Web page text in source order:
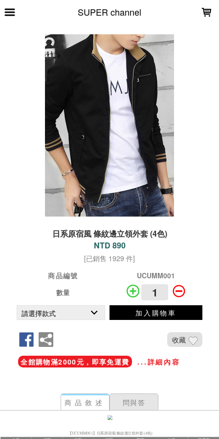
SUPER channel
日系原宿風 條紋邊立領外套 (4色)
NTD 890
[已銷售 1929 件]
商品編號
UCUMM001
數量
加入購物車
收藏
全館購物滿2000元，即享免運費 ...詳細內容
商品敘述 問與答